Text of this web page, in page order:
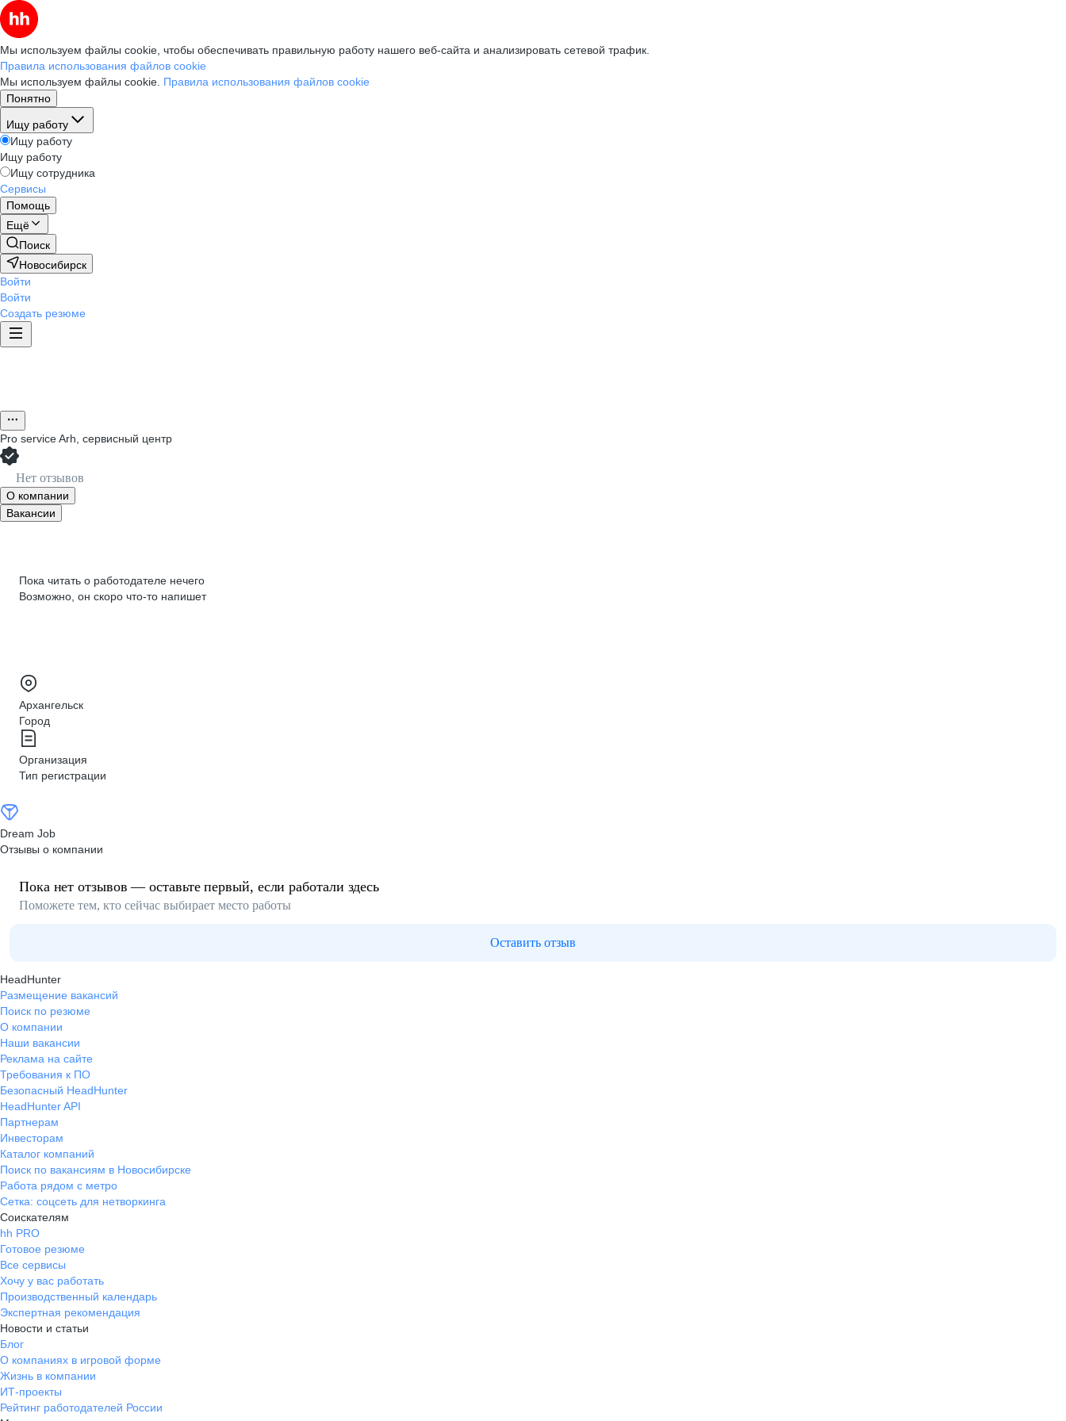
Мы используем файлы cookie, чтобы обеспечивать правильную работу нашего веб-сайта и анализировать сетевой трафик.
Правила использования файлов cookie
Мы используем файлы cookie. Правила использования файлов cookie
Понятно
Ищу работу
Ищу работу
Ищу работу
Ищу сотрудника
Сервисы
Помощь
Ещё
Поиск
Новосибирск
Войти
Войти
Создать резюме
Pro service Arh, сервисный центр
Нет отзывов
О компании
Вакансии
Пока читать о работодателе нечего
Возможно, он скоро что‑то напишет
Архангельск
Город
Организация
Тип регистрации
Dream Job
Отзывы о компании
Пока нет отзывов — оставьте первый, если работали здесь
Поможете тем, кто сейчас выбирает место работы
Оставить отзыв
HeadHunter
Размещение вакансий
Поиск по резюме
О компании
Наши вакансии
Реклама на сайте
Требования к ПО
Безопасный HeadHunter
HeadHunter API
Партнерам
Инвесторам
Каталог компаний
Поиск по вакансиям в Новосибирске
Работа рядом с метро
Сетка: соцсеть для нетворкинга
Соискателям
hh PRO
Готовое резюме
Все сервисы
Хочу у вас работать
Производственный календарь
Экспертная рекомендация
Новости и статьи
Блог
О компаниях в игровой форме
Жизнь в компании
ИТ-проекты
Рейтинг работодателей России